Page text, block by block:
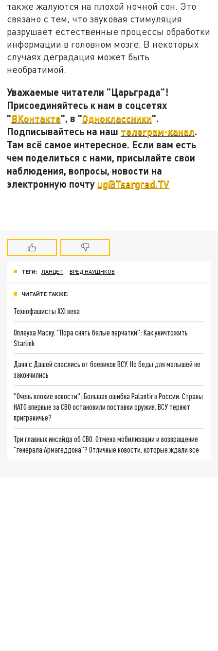
также жалуются на плохой ночной сон. Это
связано с тем, что звуковая стимуляция
разрушает естественные процессы обработки
информации в головном мозге. В некоторых
случаях деградация может быть
необратимой.
Уважаемые читатели "Царьграда"!
Присоединяйтесь к нам в соцсетях
"ВКонтакте", в "Одноклассники".
Подписывайтесь на наш телеграм-канал.
Там всё самое интересное. Если вам есть
чем поделиться с нами, присылайте свои
наблюдения, вопросы, новости на
электронную почту ug@Tsargrad.TV
ТЕГИ: ЛАНЦЕТ ВРЕД НАУШНКОВ
ЧИТАЙТЕ ТАКЖЕ:
Технофашисты XXI века
Оплеуха Маску. "Пора снять белые перчатки": Как уничтожить
Starlink
Даня с Дашей спаслись от боевиков ВСУ. Но беды для малышей не
закончились
"Очень плохие новости": Большая ошибка Palantir в России. Страны
НАТО впервые за СВО остановили поставки оружия. ВСУ теряют
приграничье?
Три главных инсайда об СВО. Отмена мобилизации и возвращение
"генерала Армагеддона"? Отличные новости, которые ждали все